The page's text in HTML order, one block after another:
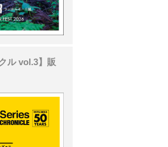
ル vol.3】販